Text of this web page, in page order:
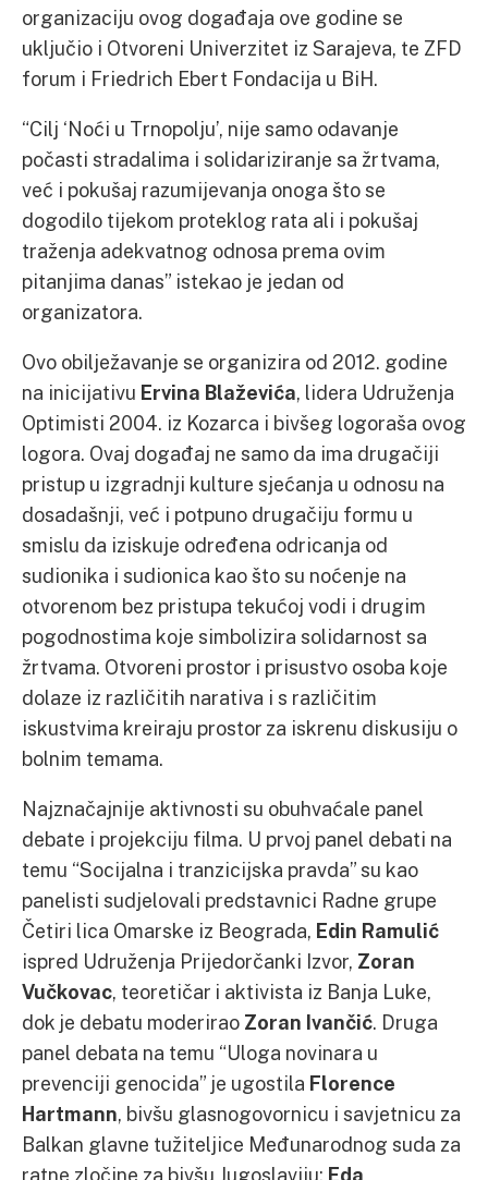
organizaciju ovog događaja ove godine se
uključio i Otvoreni Univerzitet iz Sarajeva, te ZFD
forum i Friedrich Ebert Fondacija u BiH.
“Cilj ‘Noći u Trnopolju’, nije samo odavanje
počasti stradalima i solidariziranje sa žrtvama,
već i pokušaj razumijevanja onoga što se
dogodilo tijekom proteklog rata ali i pokušaj
traženja adekvatnog odnosa prema ovim
pitanjima danas” istekao je jedan od
organizatora.
Ovo obilježavanje se organizira od 2012. godine
na inicijativu Ervina Blaževića, lidera Udruženja
Optimisti 2004. iz Kozarca i bivšeg logoraša ovog
logora. Ovaj događaj ne samo da ima drugačiji
pristup u izgradnji kulture sjećanja u odnosu na
dosadašnji, već i potpuno drugačiju formu u
smislu da iziskuje određena odricanja od
sudionika i sudionica kao što su noćenje na
otvorenom bez pristupa tekućoj vodi i drugim
pogodnostima koje simbolizira solidarnost sa
žrtvama. Otvoreni prostor i prisustvo osoba koje
dolaze iz različitih narativa i s različitim
iskustvima kreiraju prostor za iskrenu diskusiju o
bolnim temama.
Najznačajnije aktivnosti su obuhvaćale panel
debate i projekciju filma. U prvoj panel debati na
temu “Socijalna i tranzicijska pravda” su kao
panelisti sudjelovali predstavnici Radne grupe
Četiri lica Omarske iz Beograda, Edin Ramulić
ispred Udruženja Prijedorčanki Izvor, Zoran
Vučkovac, teoretičar i aktivista iz Banja Luke,
dok je debatu moderirao Zoran Ivančić. Druga
panel debata na temu “Uloga novinara u
prevenciji genocida” je ugostila Florence
Hartmann, bivšu glasnogovornicu i savjetnicu za
Balkan glavne tužiteljice Međunarodnog suda za
ratne zločine za bivšu Jugoslaviju; Eda